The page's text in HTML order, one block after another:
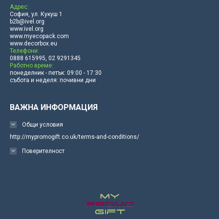
Адрес:
София, ул. Кукуш 1
b2b@ivel.org
www.ivel.org
www.myecopack.com
www.decorbox.eu
Телефони:
0888 615995, 02 9291345
Работно време:
понеделник - петък: 09:00 - 17:30
събота и неделя: почивни дни
ВАЖНА ИНФОРМАЦИЯ
Общи условия
http://mypromogift.co.uk/terms-and-conditions/
Поверителност